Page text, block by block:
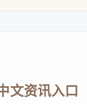
文资讯入口